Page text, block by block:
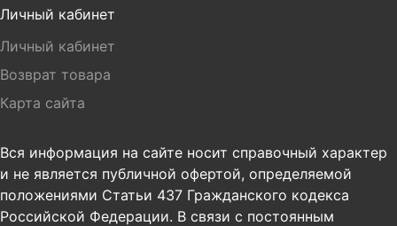
Личный кабинет
Личный кабинет
Возврат товара
Карта сайта
Вся информация на сайте носит справочный характер
и не является публичной офертой, определяемой
положениями Статьи 437 Гражданского кодекса
Российской Федерации. В связи с постоянным